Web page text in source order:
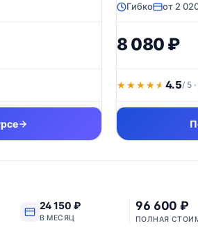
Гибко от 2
8 080 ₽
★★★★★
★★★★★ 4.5/ 5
24 150 ₽
В МЕСЯЦ
96 600 ₽
ПОЛНАЯ